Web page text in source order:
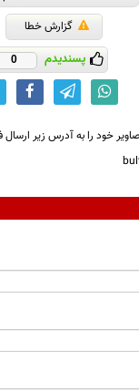
گزارش خطا
پسندیدم 0
خود را به آدرس زیر ارسال